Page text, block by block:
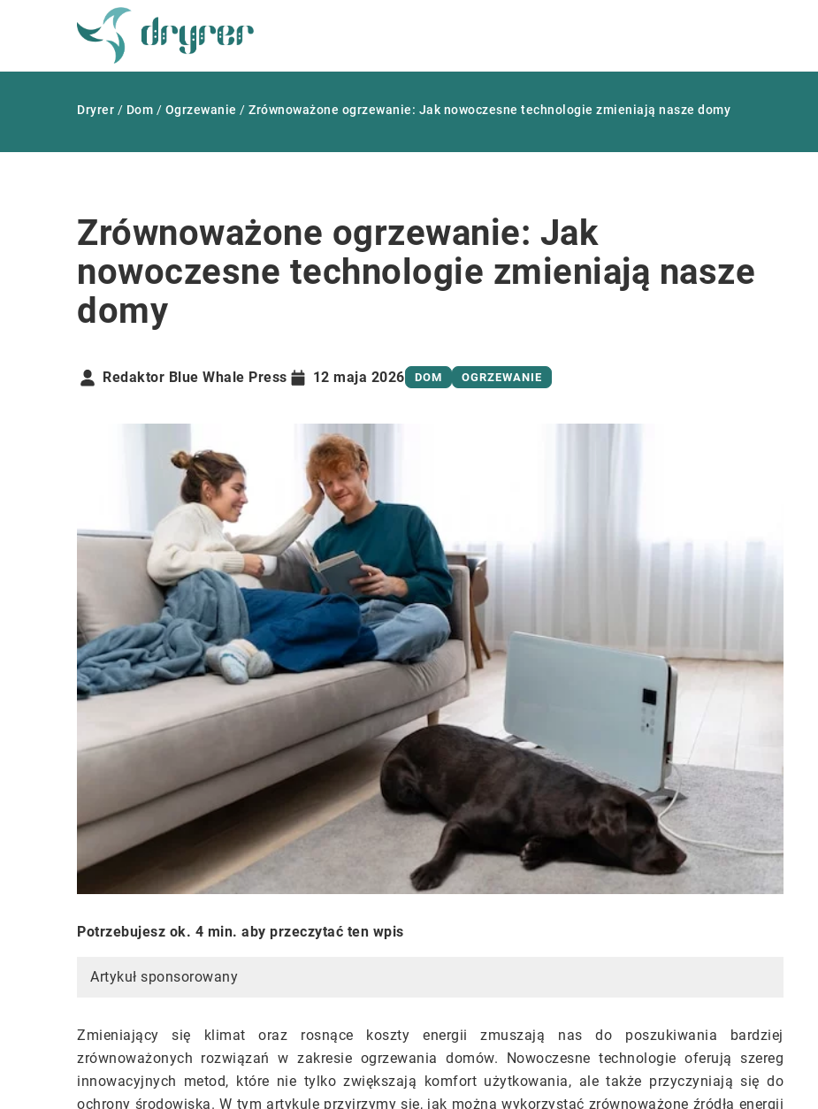
Dryrer / Dom / Ogrzewanie / Zrównoważone ogrzewanie: Jak nowoczesne technologie zmieniają nasze domy
Zrównoważone ogrzewanie: Jak
nowoczesne technologie zmieniają nasze
domy
Redaktor Blue Whale Press 12 maja 2026 DOM OGRZEWANIE
Potrzebujesz ok. 4 min. aby przeczytać ten wpis
Artykuł sponsorowany
Zmieniający się klimat oraz rosnące koszty energii zmuszają nas do poszukiwania bardziej
zrównoważonych rozwiązań w zakresie ogrzewania domów. Nowoczesne technologie oferują szereg
innowacyjnych metod, które nie tylko zwiększają komfort użytkowania, ale także przyczyniają się do
ochrony środowiska. W tym artykule przyjrzymy się, jak można wykorzystać zrównoważone źródła energii